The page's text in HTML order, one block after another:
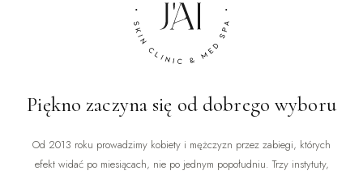
Piękno zaczyna się od dobrego wyboru
Od 2013 roku prowadzimy kobiety i mężczyzn przez zabiegi, których
efekt widać po miesiącach, nie po jednym popołudniu. Trzy instytuty,